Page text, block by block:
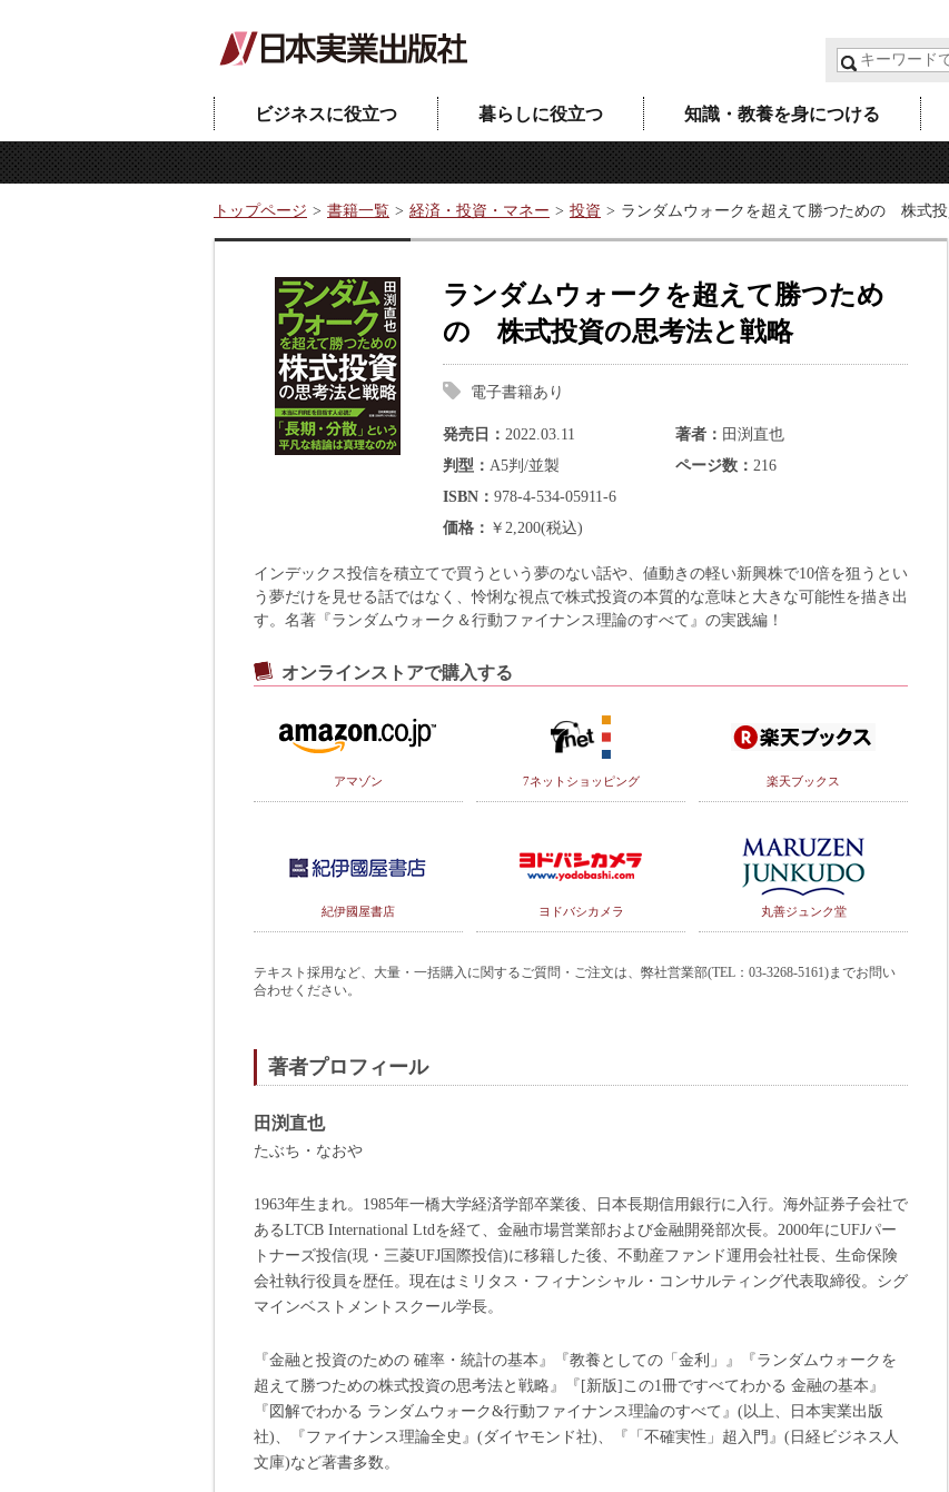
ビジネスに役立つ 暮らしに役立つ 知識・教養を身につける
トップページ 書籍一覧 経済・投資・マネー 投資 ランダムウォークを超えて勝つための 株式
ランダムウォークを超えて勝つため
の 株式投資の思考法と戦略
電子書籍あり
発売日 2022.03.11 著者
田渕直也
判型
A5判/並製 ページ数
216
ISBN
978-4-534-05911-6
価格
￥2,200(税込)
インデックス投信を積立てで買うという夢のない話や、値動きの軽い新興株で10倍を狙うとい
う夢だけを見せる話ではなく、怜悧な視点で株式投資の本質的な意味と大きな可能性を描き出
す。名著『ランダムウォーク＆行動ファイナンス理論のすべて』の実践編！
オンラインストアで購入する
アマゾン 7ネットショッピング 楽天ブックス
紀伊國屋書店 ヨドバシカメラ 丸善ジュンク堂
テキスト採用など、大量・一括購入に関するご質問・ご注文は、弊社営業部(TEL：03-3268-5161)までお問い
合わせください。
著者プロフィール
田渕直也
たぶち・なおや
1963年生まれ。1985年一橋大学経済学部卒業後、日本長期信用銀行に入行。海外証券子会社で
あるLTCB International Ltdを経て、金融市場営業部および金融開発部次長。2000年にUFJパー
トナーズ投信(現・三菱UFJ国際投信)に移籍した後、不動産ファンド運用会社社長、生命保険
会社執行役員を歴任。現在はミリタス・フィナンシャル・コンサルティング代表取締役。シグ
マインベストメントスクール学長。
『金融と投資のための 確率・統計の基本』『教養としての「金利」』『ランダムウォークを
超えて勝つための株式投資の思考法と戦略』『[新版]この1冊ですべてわかる 金融の基本』
『図解でわかる ランダムウォーク&行動ファイナンス理論のすべて』(以上、日本実業出版
社)、『ファイナンス理論全史』(ダイヤモンド社)、『「不確実性」超入門』(日経ビジネス人
文庫)など著書多数。